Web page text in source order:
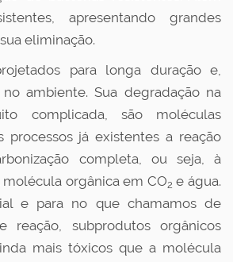
apresentando grandes
eliminação.
para longa duração e,
ambiente. Sua degradação na
complicada, são moléculas
processos já existentes a reação
completa, ou seja, à
orgânica em CO2 e água.
e para no que chamamos de
reação, subprodutos orgânicos
mais tóxicos que a molécula